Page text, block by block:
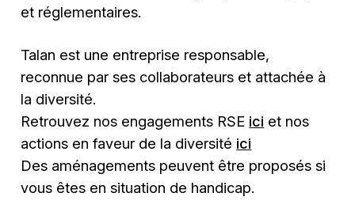
et réglementaires.
Talan est une entreprise responsable,
reconnue par ses collaborateurs et attachée à
la diversité.
Retrouvez nos engagements RSE ici et nos
actions en faveur de la diversité ici
Des aménagements peuvent être proposés si
vous êtes en situation de handicap.